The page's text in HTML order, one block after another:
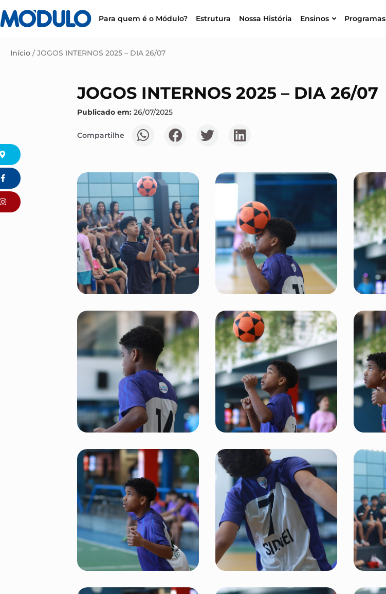
Para quem é o Módulo? Estrutura Nossa História Ensinos Programas
Início /JOGOS INTERNOS 2025 – DIA 26/07
JOGOS INTERNOS 2025 – DIA 26/07
Publicado em: 26/07/2025
Compartilhe